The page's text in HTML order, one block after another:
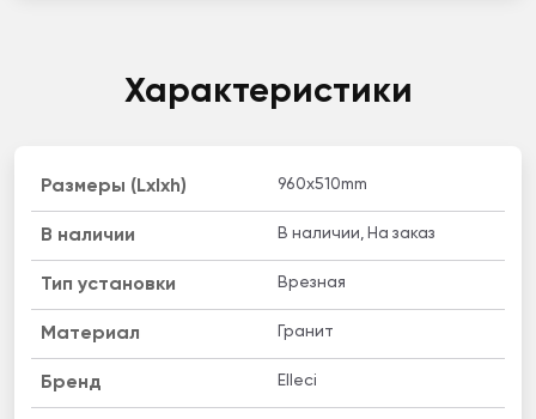
Характеристики
Размеры (Lxlxh) 960x510mm
B наличии В наличии, На заказ
Тип установки Врезная
Материал Гранит
Бренд Elleci